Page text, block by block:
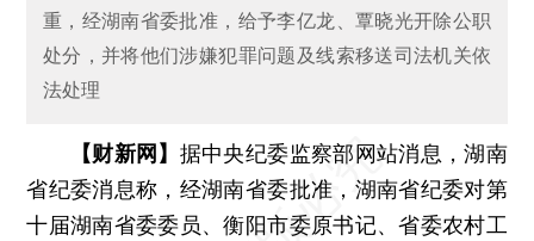
重，经湖南省委批准，给予李亿龙、覃晓光开除公职
处分，并将他们涉嫌犯罪问题及线索移送司法机关依
法处理
【财新网】 据中央纪委监察部网站消息，湖南
省纪委消息称，经湖南省委批准，湖南省纪委对第
十届湖南省委委员、衡阳市委原书记、省委农村工